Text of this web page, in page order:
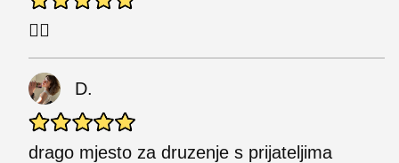
👍🏼
D.
drago mjesto za druzenje s prijateljima